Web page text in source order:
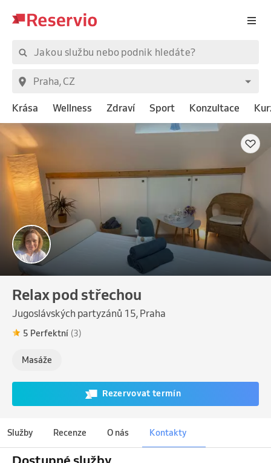
Krása Wellness Zdraví Sport Konzultace
Relax pod střechou
Jugoslávských partyzánů 15, Praha
5 Perfektní (3)
Masáže
Rezervovat termín
Služby Recenze O nás Kontakty